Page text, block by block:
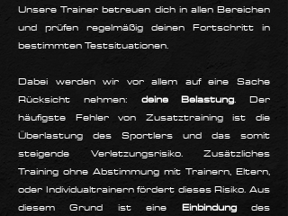
Unsere Trainer betreuen dich in allen Bereichen
und prüfen regelmäßig deinen Fortschritt in
bestimmten Testsituationen.
Dabei werden wir vor allem auf eine Sache
Rücksicht nehmen: deine Belastung. Der
häufigste Fehler von Zusatztraining ist die
Überlastung des Sportlers und das somit
steigende Verletzungsrisiko. Zusätzliches
Training ohne Abstimmung mit Trainern, Eltern,
oder Individualtrainern fördert dieses Risiko. Aus
diesem Grund ist eine Einbindungdes